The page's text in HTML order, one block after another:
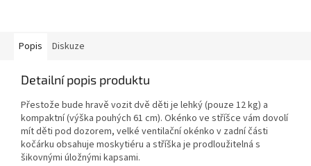
Popis Diskuze
Detailní popis produktu
Přestože bude hravě vozit dvě děti je lehký (pouze 12 kg) a
kompaktní (výška pouhých 61 cm). Okénko ve stříšce vám dovolí
mít děti pod dozorem, velké ventilační okénko v zadní části
kočárku obsahuje moskytiéru a stříška je prodloužitelná s
šikovnými úložnými kapsami.